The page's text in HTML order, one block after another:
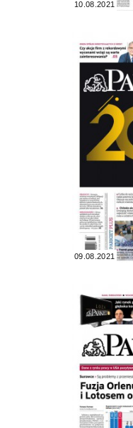
10.08.2021
09.08.2021